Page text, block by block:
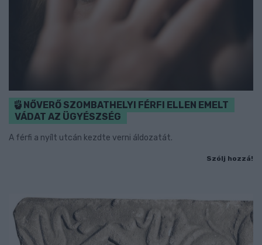
NŐVERŐ SZOMBATHELYI FÉRFI ELLEN EMELT
VÁDAT AZ ÜGYÉSZSÉG
A férfi a nyílt utcán kezdte verni áldozatát.
Szólj hozzá!